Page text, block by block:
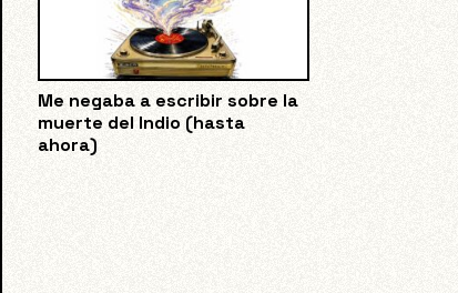
Me negaba a escribir sobre la
muerte del Indio (hasta
ahora)